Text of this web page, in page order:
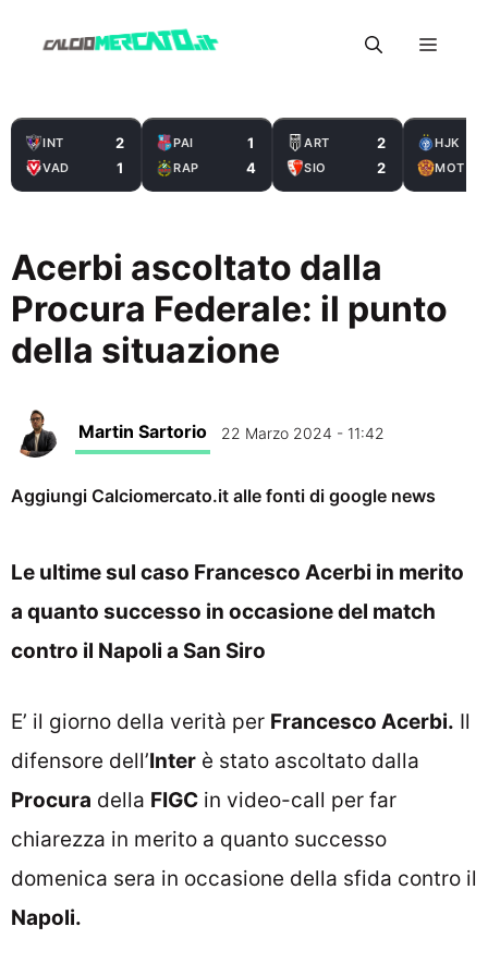
Menu
INT 2
VAD 1
PAI 1
RAP 4
ART 2
SIO 2
HJK
MOT
Acerbi ascoltato dalla
Procura Federale: il punto
della situazione
Martin Sartorio 22 Marzo 2024 - 11:42
Aggiungi Calciomercato.it alle fonti di google news
Le ultime sul caso Francesco Acerbi in merito
a quanto successo in occasione del match
contro il Napoli a San Siro
E’ il giorno della verità per Francesco Acerbi. Il
difensore dell’Inter è stato ascoltato dalla
Procura della FIGC in video-call per far
chiarezza in merito a quanto successo
domenica sera in occasione della sfida contro il
Napoli.